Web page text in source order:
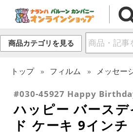
商品カテゴリを見る
トップ フィルム メッセー
#030-45927 Happy
ハッピー バース
ド ケーキ 9インチ